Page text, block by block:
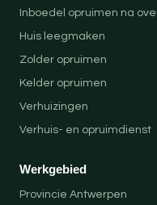
Inboedel opruimen na
Huis leegmaken
Zolder opruimen
Kelder opruimen
Verhuizingen
Verhuis- en opruimdienst
Werkgebied
Provincie Antwerpen